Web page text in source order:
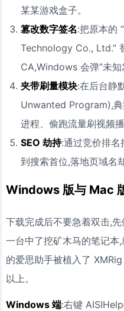
某某游戏盒子。
篡改数字签名:把原本的
Technology Co., Ltd.”
CA,Windows 会弹”未知
夹带刷量模块:在后台静
Unwanted Program),
进程、偷跑流量刷视频播
SEO 劫持:通过竞价排名
到搜索首位,落地页域名
Windows 版与 Mac
下载完成后不要急着双击,
一台中了挖矿木马的笔记本
的爱思助手被植入了
以上。
Windows 端:右键